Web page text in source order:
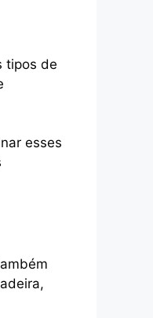
tipos de
esses